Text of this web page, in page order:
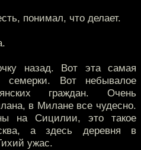
понимал, что делает.
назад. Вот эта самая
Вот небывалое
граждан. Очень
в Милане все чудесно.
на Сицилии, это такое
а здесь деревня в
ужас.